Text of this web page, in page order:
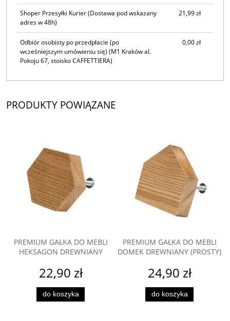
Shoper Przesyłki Kurier(Dostawa pod wskazany
adres w 48h)
21,99 zł
Odbiór osobisty po przedpłacie (po
wcześniejszym umówieniu się) (M1 Kraków al.
Pokoju 67, stoisko CAFFETTIERA)
0,00 zł
PRODUKTY POWIĄZANE
PREMIUM GAŁKA DO MEBLI
HEKSAGON DREWNIANY
22,90 zł
do koszyka
PREMIUM GAŁKA DO MEBLI
DOMEK DREWNIANY (PROSTY)
24,90 zł
do koszyka